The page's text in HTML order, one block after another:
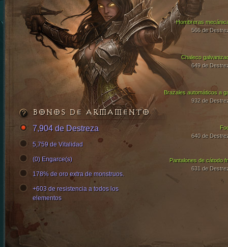
Chaleco
649 de
Brazales automáticos a
932 de
Hombreras
566 de
Pantalones de cátodo
631 de
640 de
BONOS DE ARMAMENTO
7,904 de Destreza
5,759 de Vitalidad
(0) Engarce(s)
178% de oro extra de monstruos.
+603 de resistencia a todos los
elementos